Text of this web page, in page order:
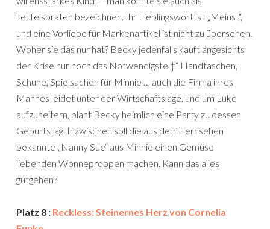
Teufelsbraten bezeichnen. Ihr Lieblingswort ist „Meins!“,
und eine Vorliebe für Markenartikel ist nicht zu übersehen.
Woher sie das nur hat? Becky jedenfalls kauft angesichts
der Krise nur noch das Notwendigste †“ Handtaschen,
Schuhe, Spielsachen für Minnie … auch die Firma ihres
Mannes leidet unter der Wirtschaftslage, und um Luke
aufzuheitern, plant Becky heimlich eine Party zu dessen
Geburtstag. Inzwischen soll die aus dem Fernsehen
bekannte „Nanny Sue“ aus Minnie einen Gemüse
liebenden Wonneproppen machen. Kann das alles
gutgehen?
Platz 8 : Reckless: Steinernes Herz von Cornelia